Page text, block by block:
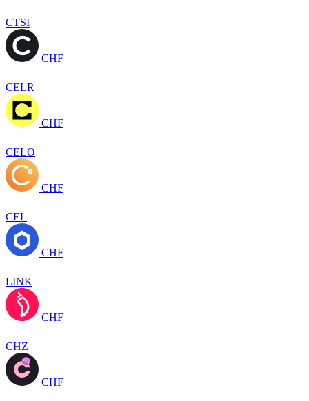
CTSI
CHF
CELR
CHF
CELO
CHF
CEL
CHF
LINK
CHF
CHZ
CHF